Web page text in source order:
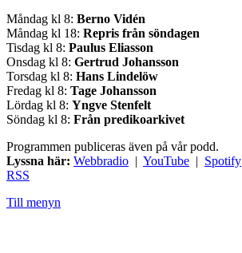
Måndag kl 8: Berno Vidén
Måndag kl 18: Repris från söndagen
Tisdag kl 8: Paulus Eliasson
Onsdag kl 8: Gertrud Johansson
Torsdag kl 8: Hans Lindelöw
Fredag kl 8: Tage Johansson
Lördag kl 8: Yngve Stenfelt
Söndag kl 8: Från predikoarkivet
Programmen publiceras även på vår podd.
Lyssna här: Webbradio | YouTube | Spotify
RSS
Till menyn